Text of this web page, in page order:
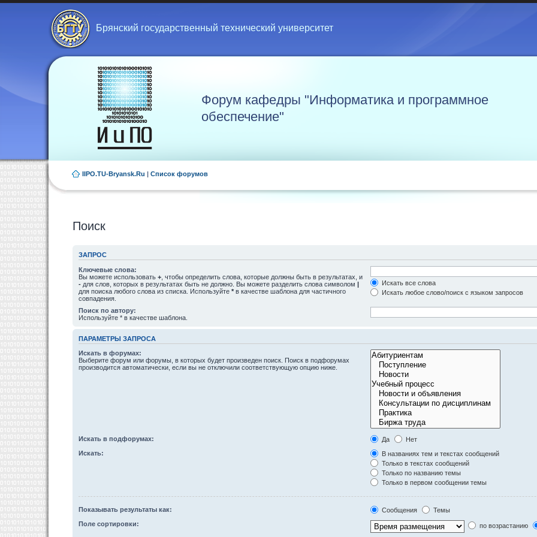
Брянский государственный технический университет
Форум кафедры "Информатика и программное
обеспечение"
IIPO.TU-Bryansk.Ru | Список форумов
Поиск
ЗАПРОС
Ключевые слова:
Вы можете использовать + , чтобы определить слова, которые должны быть в результатах, и
- для слов, которых в результатах быть не должно. Вы можете разделить слова символом |
для поиска любого слова из списка. Используйте * в качестве шаблона для частичного
совпадения.
Искать все слова
Искать любое слово/поиск с языком запросов
Поиск по автору:
Используйте * в качестве шаблона.
ПАРАМЕТРЫ ЗАПРОСА
Искать в форумах:
Выберите форум или форумы, в которых будет произведен поиск. Поиск в подфорумах
производится автоматически, если вы не отключили соответствующую опцию ниже.
Искать в подфорумах: Да
Нет
Искать:
В названиях тем и текстах сообщений
Только в текстах сообщений
Только по названию темы
Только в первом сообщении темы
Показывать результаты как: Сообщения
Темы
Поле сортировки:
по возрастанию